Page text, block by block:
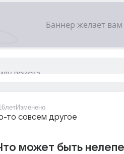
Изменено
то совсем другое
может быть